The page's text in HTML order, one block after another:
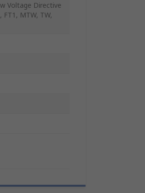
Voltage Directive
FT1, MTW, TW,